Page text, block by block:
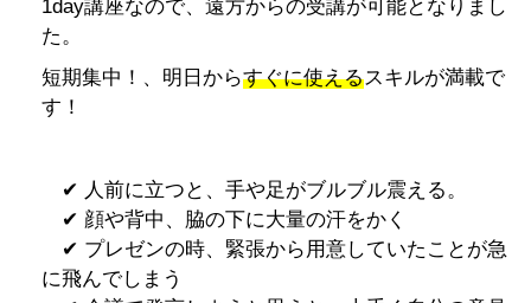
1day講座なので、遠方からの受講が可能となりまし
た。
短期集中！、明日からすぐに使えるスキルが満載で
す！
✔︎ 人前に立つと、手や足がブルブル震える。
✔︎ 顔や背中、脇の下に大量の汗をかく
✔︎ プレゼンの時、緊張から用意していたことが急
に飛んでしまう